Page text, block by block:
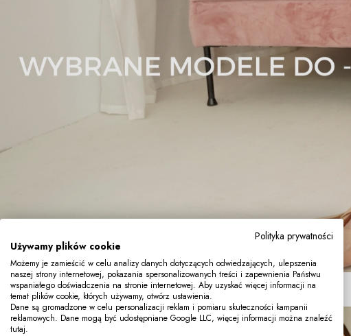
Polityka prywatności
Używamy plików cookie
Możemy je zamieścić w celu analizy danych dotyczących odwiedzających, ulepszenia
naszej strony internetowej, pokazania spersonalizowanych treści i zapewnienia Państwu
wspaniałego doświadczenia na stronie internetowej. Aby uzyskać więcej informacji na
temat plików cookie, których używamy, otwórz ustawienia.
Dane są gromadzone w celu personalizacji reklam i pomiaru skuteczności kampanii
reklamowych. Dane mogą być udostępniane Google LLC, więcej informacji można znaleźć
tutaj.